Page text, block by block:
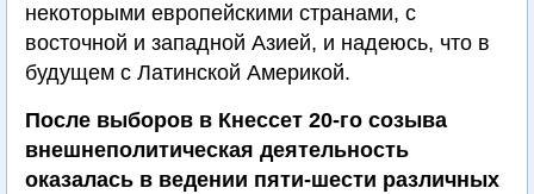
некоторыми европейскими странами, с
восточной и западной Азией, и надеюсь, что в
будущем с Латинской Америкой.
После выборов в Кнессет 20-го созыва
внешнеполитическая деятельность
оказалась в ведении пяти-шести различных